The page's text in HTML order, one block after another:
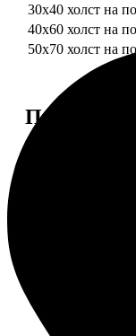
30х40 холст на
40х60 холст на
50х70 холст на
Примеры